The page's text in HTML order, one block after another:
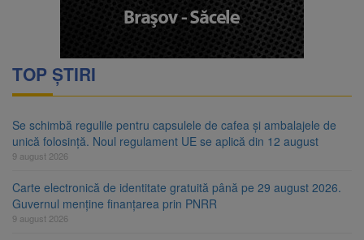
TOP ȘTIRI
Se schimbă regulile pentru capsulele de cafea și ambalajele de
unică folosință. Noul regulament UE se aplică din 12 august
9 august 2026
Carte electronică de identitate gratuită până pe 29 august 2026.
Guvernul menține finanțarea prin PNRR
9 august 2026